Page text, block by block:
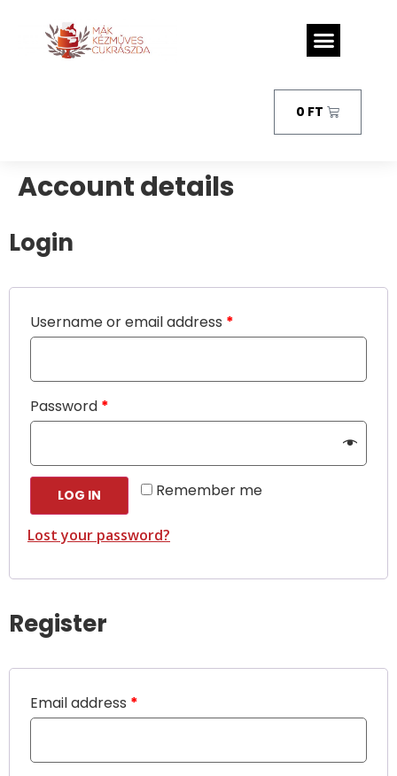
0 FT
Account details
Login
Username or email address *
Password *
Remember me
LOG IN
Lost your password?
Register
Email address *